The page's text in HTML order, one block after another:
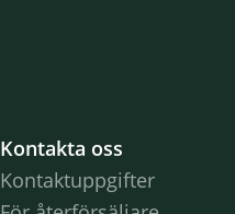
Kontakta oss
Kontaktuppgifter